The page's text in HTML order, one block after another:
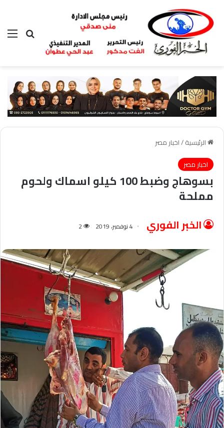
بحث عن
الرئيسية/اخبار مصر
اخبار مصر
بسوهاج وضبط 100 كيلو اسماك ولحوم
مملحة
الخبر الفوري 4 نوفمبر، 2019 2